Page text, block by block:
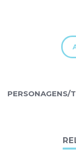
PERSONAGENS/